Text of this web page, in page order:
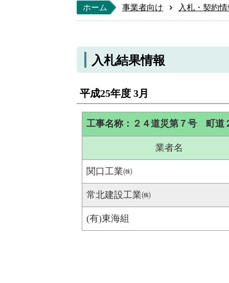
ホーム 事業者向け 入札・契約
入札結果情報
平成25年度 3月
工事名称：２４道災第７号 町
業者名
関口工業㈱
常北建設工業㈱
(有)東海組